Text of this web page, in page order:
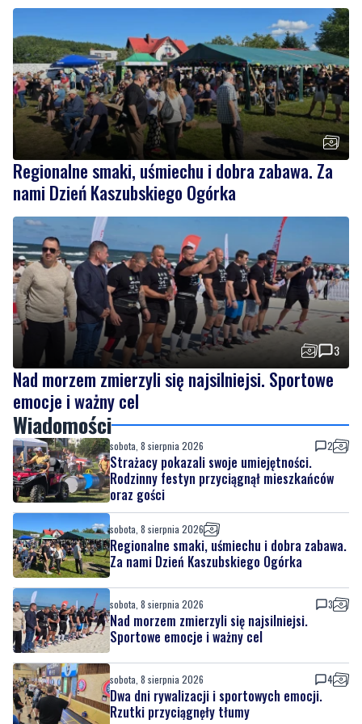
Regionalne smaki, uśmiechu i dobra zabawa. Za
nami Dzień Kaszubskiego Ogórka
3
Nad morzem zmierzyli się najsilniejsi. Sportowe
emocje i ważny cel
Wiadomości
sobota, 8 sierpnia 2026 2
Strażacy pokazali swoje umiejętności.
Rodzinny festyn przyciągnął mieszkańców
oraz gości
sobota, 8 sierpnia 2026
Regionalne smaki, uśmiechu i dobra zabawa.
Za nami Dzień Kaszubskiego Ogórka
sobota, 8 sierpnia 2026 3
Nad morzem zmierzyli się najsilniejsi.
sobota, 8 sierpnia 2026
Dwa dni rywalizacji i sportowych emocji.